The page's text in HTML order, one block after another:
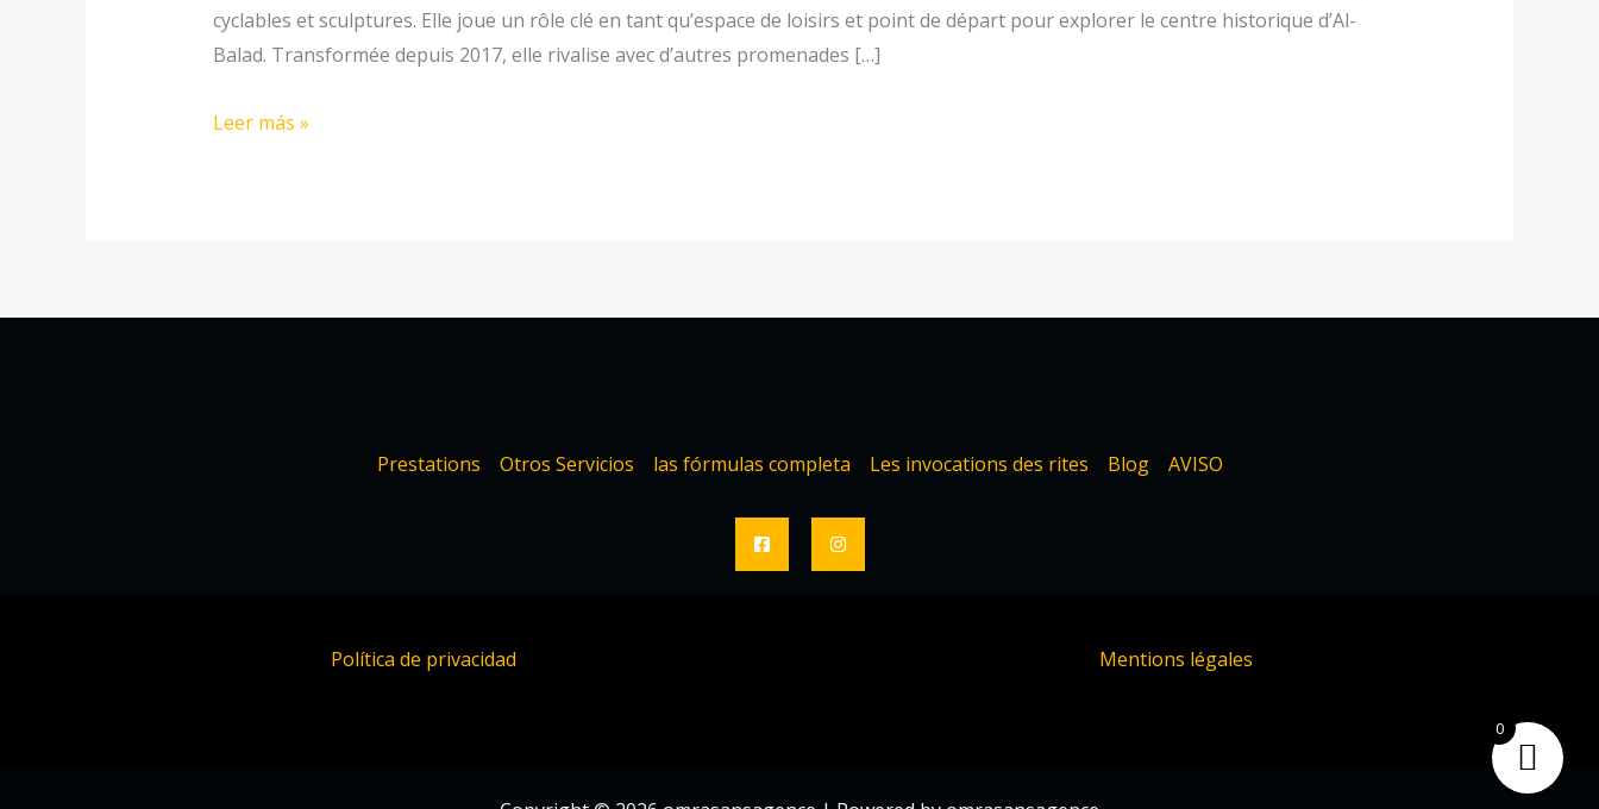
cyclables et sculptures. Elle joue un rôle clé en tant qu’espace de loisirs et point de départ pour explorer le centre historique d’Al-
Balad. Transformée depuis 2017, elle rivalise avec d’autres promenades […]
face
à
mer
Leer más »
Prestations Otros Servicios las fórmulas completa Les invocations des rites Blog AVISO
Política de privacidad Mentions légales
0